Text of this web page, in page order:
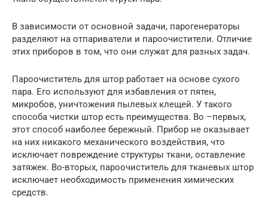
В зависимости от основной задачи, парогенераторы
разделяют на отпариватели и пароочистители. Отличие
этих приборов в том, что они служат для разных задач.
Пароочиститель для штор работает на основе сухого
пара. Его используют для избавления от пятен,
микробов, уничтожения пылевых клещей. У такого
способа чистки штор есть преимущества. Во –первых,
этот способ наиболее бережный. Прибор не оказывает
на них никакого механического воздействия, что
исключает повреждение структуры ткани, оставление
затяжек. Во-вторых, пароочиститель для тканевых штор
исключает необходимость применения химических
средств.